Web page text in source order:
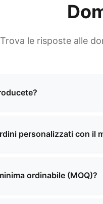
Trova le risposte alle
borse per la scuola,
per soddisfare le
personalizzati con il
con voi per creare il
ordinabile (MOQ)?